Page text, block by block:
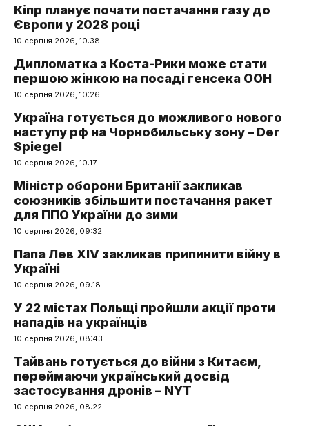
Кіпр планує почати постачання газу до
Європи у 2028 році
10 серпня 2026, 10:38
Дипломатка з Коста-Рики може стати
першою жінкою на посаді генсека ООН
10 серпня 2026, 10:26
Україна готується до можливого нового
наступу рф на Чорнобильську зону – Der
Spiegel
10 серпня 2026, 10:17
Міністр оборони Британії закликав
союзників збільшити постачання ракет
для ППО України до зими
10 серпня 2026, 09:32
Папа Лев XIV закликав припинити війну в
Україні
10 серпня 2026, 09:18
У 22 містах Польщі пройшли акції проти
нападів на українців
10 серпня 2026, 08:43
Тайвань готується до війни з Китаєм,
переймаючи український досвід
застосування дронів – NYT
10 серпня 2026, 08:22